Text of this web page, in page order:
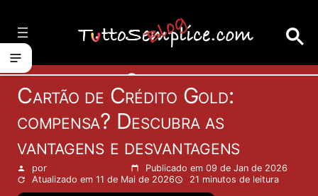
contenuto
Cartões
Cartão de Crédito Gold:
compensa? Descubra as
vantagens e desvantagens
por
Publicado em 09 de Jan de 2026
Atualizado em 11 de Mai de 2026
21 minutos de leitura